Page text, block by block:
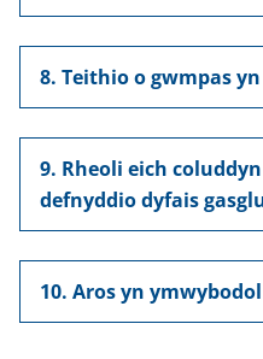
8. Teithio o gwmpas
9. Rheoli eich
defnyddio dyfais
10. Aros yn